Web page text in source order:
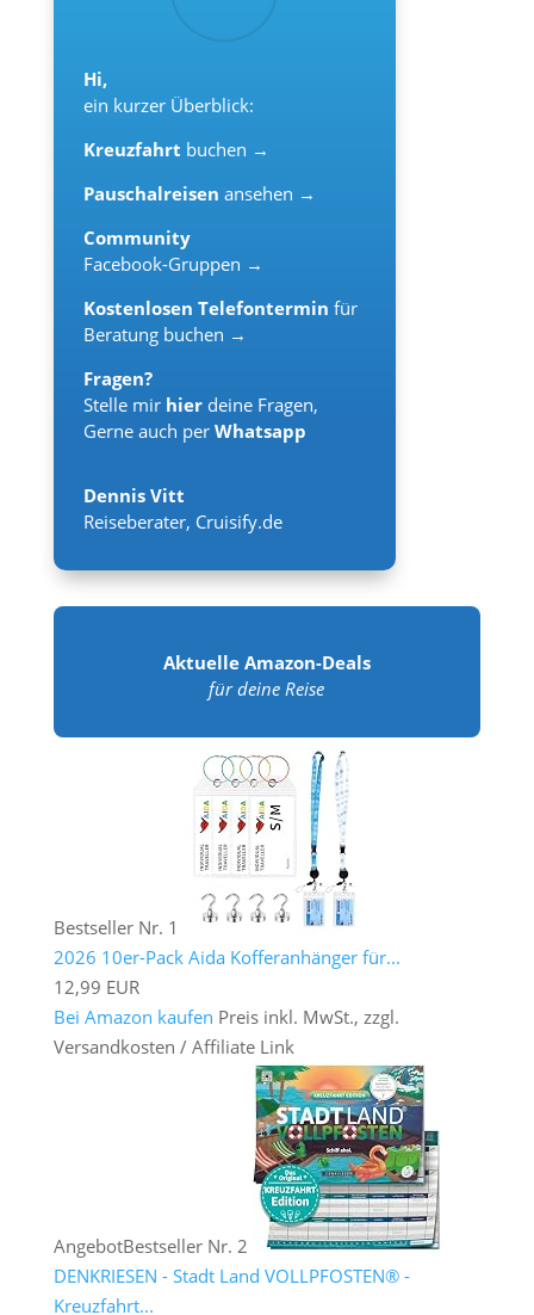
Hi,
ein kurzer Überblick:
Kreuzfahrt buchen →
Pauschalreisen ansehen →
Community
Facebook-Gruppen →
Kostenlosen Telefontermin für
Beratung buchen →
Fragen?
Stelle mir hier deine Fragen,
Gerne auch per Whatsapp
Dennis Vitt
Reiseberater, Cruisify.de
Aktuelle Amazon-Deals
für deine Reise
Bestseller Nr. 1
2026 10er-Pack Aida Kofferanhänger für...
12,99 EUR
Bei Amazon kaufen Preis inkl. MwSt., zzgl.
Versandkosten / Affiliate Link
AngebotBestseller Nr. 2
DENKRIESEN - Stadt Land VOLLPFOSTEN® -
Kreuzfahrt...